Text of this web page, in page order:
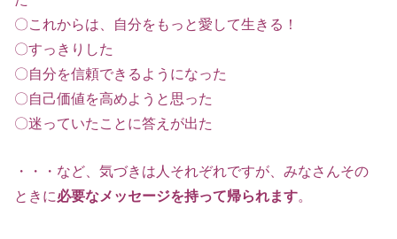
〇これからは、自分をもっと愛して生きる！
〇すっきりした
〇自分を信頼できるようになった
〇自己価値を高めようと思った
〇迷っていたことに答えが出た
・・・など、気づきは人それぞれですが、みなさんその
ときに必要なメッセージを持って帰られます。